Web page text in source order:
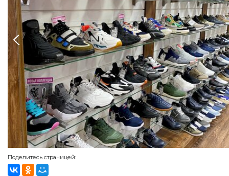
Поделитесь страницей: